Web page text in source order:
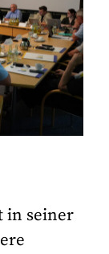
in seiner